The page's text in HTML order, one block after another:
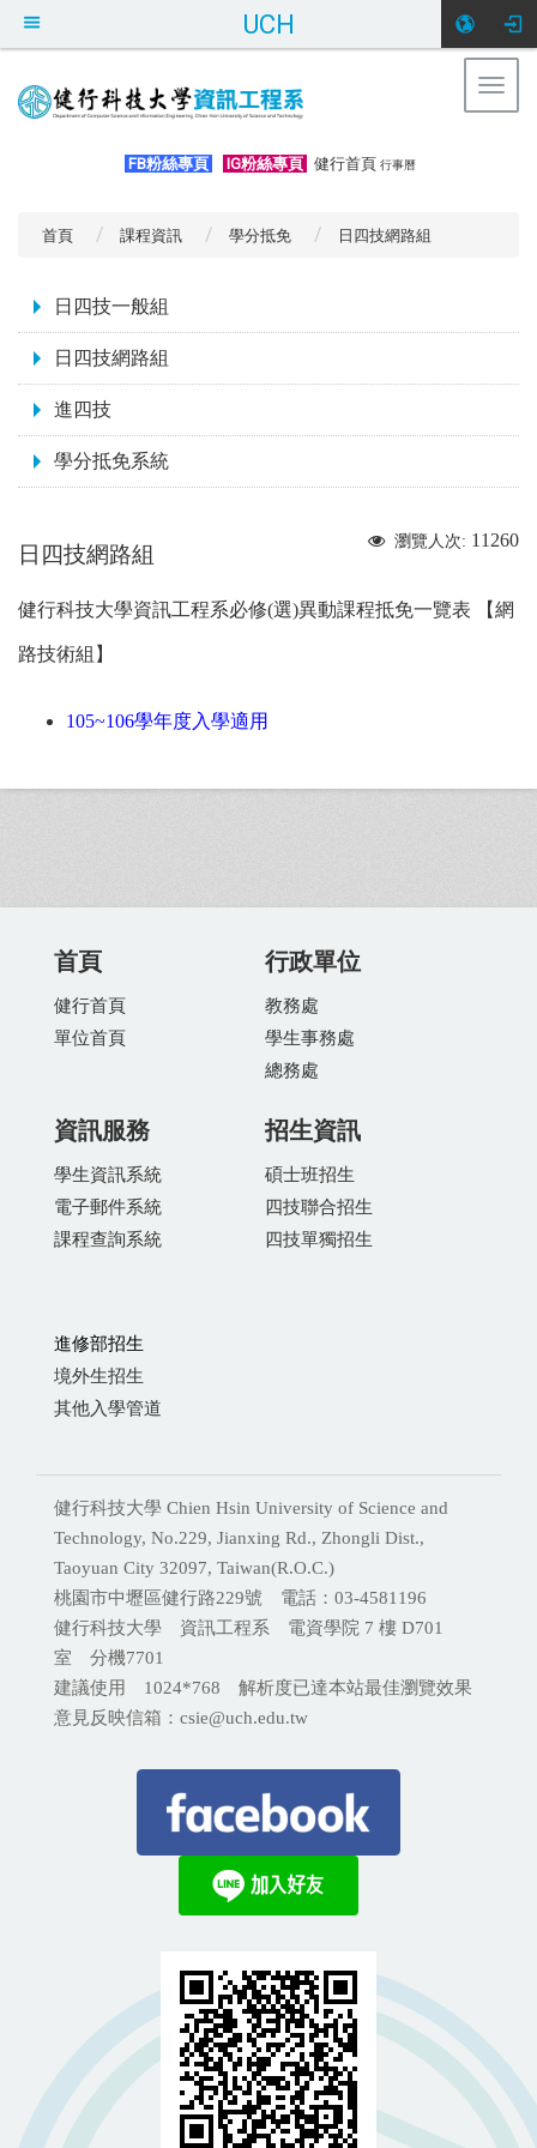
UCH
FB粉絲專頁 IG粉絲專頁 健行首頁 行事曆
首頁 課程資訊 學分抵免 日四技網路組
日四技一般組
日四技網路組
進四技
學分抵免系統
瀏覽人次: 11260
日四技網路組
健行科技大學資訊工程系必修(選)異動課程抵免一覽表 【網
路技術組】
105~106學年度入學適用
首頁
健行首頁
單位首頁
行政單位
教務處
學生事務處
總務處
資訊服務
學生資訊系統
電子郵件系統
課程查詢系統
招生資訊
碩士班招生
四技聯合招生
四技單獨招生
進修部招生
境外生招生
其他入學管道
健行科技大學 Chien Hsin University of Science and
Technology, No.229, Jianxing Rd., Zhongli Dist.,
Taoyuan City 32097, Taiwan(R.O.C.)
桃園市中壢區健行路229號 電話：03-4581196
健行科技大學 資訊工程系 電資學院 7 樓 D701
室 分機7701
建議使用 1024*768 解析度已達本站最佳瀏覽效果
意見反映信箱：csie@uch.edu.tw